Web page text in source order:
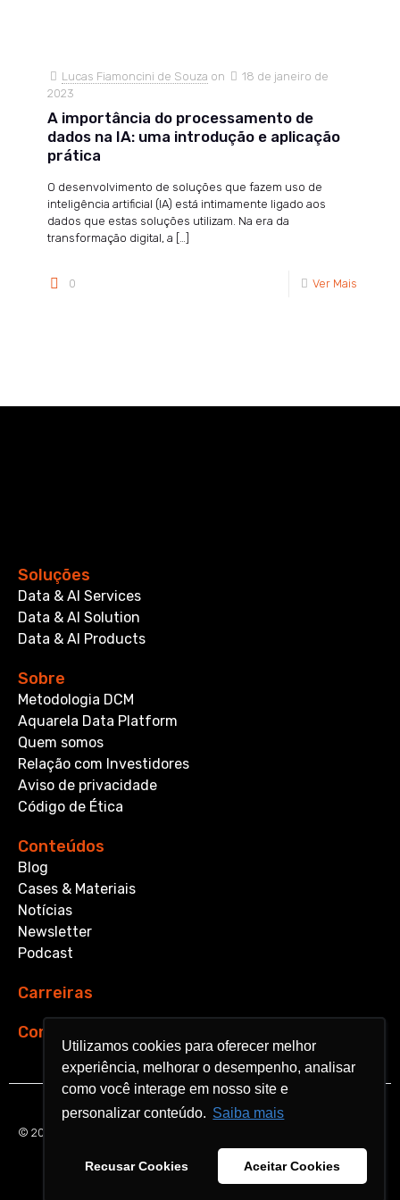
Utilizamos cookies para oferecer melhor
experiência, melhorar o desempenho, analisar
como você interage em nosso site e
personalizar conteúdo. Saiba mais
Recusar Cookies Aceitar Cookies
Utilizamos cookies para oferecer melhor
experiência, melhorar o desempenho, analisar
como você interage em nosso site e
personalizar conteúdo. Saiba mais
Recusar Cookies Aceitar Cookies
Lucas Fiamoncini de Souza on
18 de janeiro de
2023
A importância do processamento de
dados na IA: uma introdução e aplicação
prática
O desenvolvimento de soluções que fazem uso de
inteligência artificial (IA) está intimamente ligado aos
dados que estas soluções utilizam. Na era da
transformação digital, a […]
0 Ver Mais
Soluções
Data & AI Services
Data & AI Solution
Data & AI Products
Sobre
Metodologia DCM
Aquarela Data Platform
Quem somos
Relação com Investidores
Aviso de privacidade
Código de Ética
Conteúdos
Blog
Cases & Materiais
Notícias
Newsletter
Podcast
Carreiras
Contato
© 2026 Aquarela Analytics. All rights reserved.